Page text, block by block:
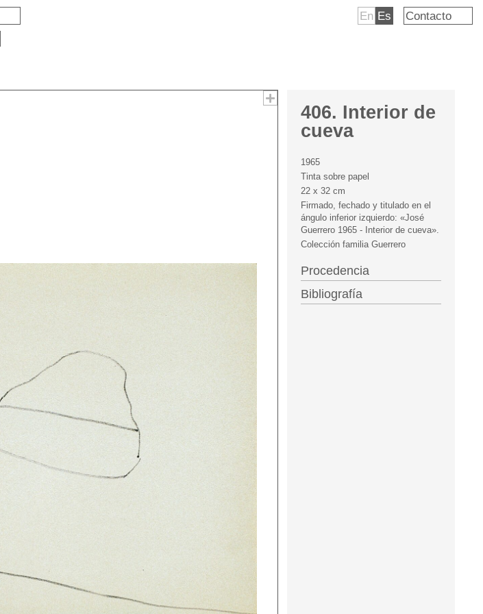
En Es Contacto
406. Interior de
cueva
1965
Tinta sobre papel
22 x 32 cm
Firmado, fechado y titulado en el
ángulo inferior izquierdo: «José
Guerrero 1965 - Interior de cueva».
Colección familia Guerrero
Procedencia
Bibliografía